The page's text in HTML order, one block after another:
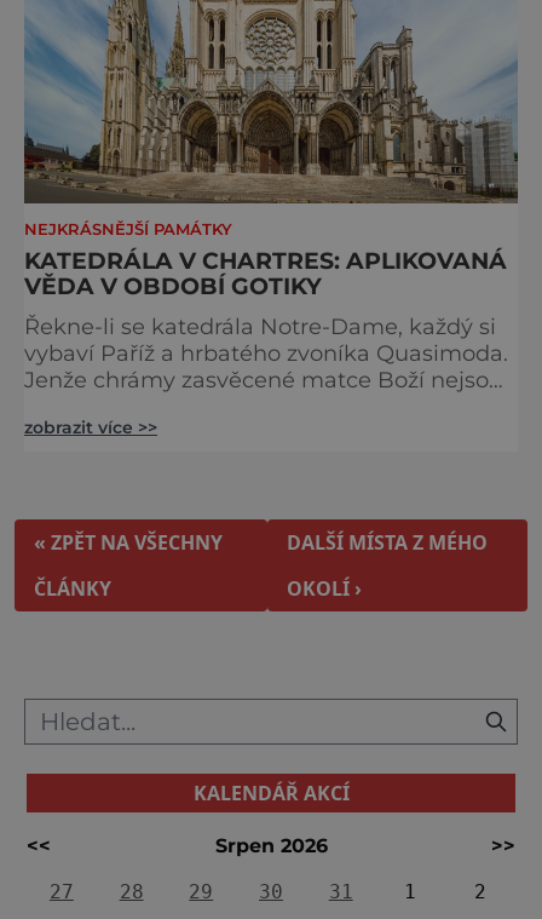
NEJKRÁSNĚJŠÍ PAMÁTKY
KATEDRÁLA V CHARTRES: APLIKOVANÁ
VĚDA V OBDOBÍ GOTIKY
Řekne-li se katedrála Notre-Dame, každý si
vybaví Paříž a hrbatého zvoníka Quasimoda.
Jenže chrámy zasvěcené matce Boží nejsou
obyvatelé města Rouen se mohou pochlubit
stavbou světa. Ovšem nejpůsobivější perlou
toho jména je ta, která se nachází v Chartres.
zobrazit více >>
« ZPĚT NA VŠECHNY
ČLÁNKY
DALŠÍ MÍSTA Z MÉHO
OKOLÍ ›
KALENDÁŘ AKCÍ
<< Srpen 2026
>>
27
28 29 30 31 1
2